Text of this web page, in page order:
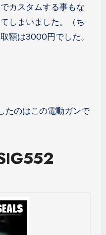
カスタムする事もな
しまいました。（ち
額は3000円でした。
たのはこの電動ガンで